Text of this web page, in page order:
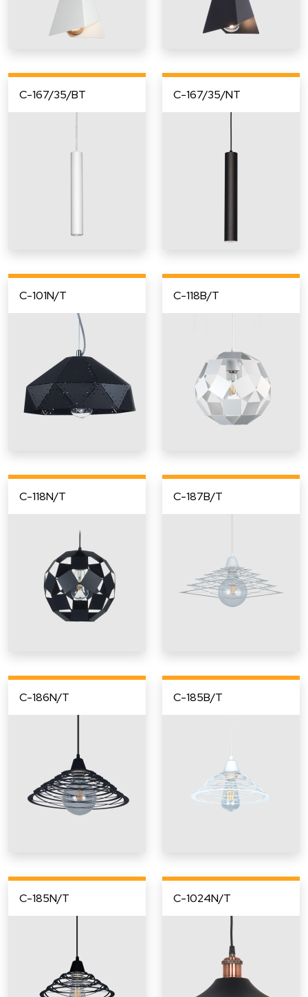
C-167/35/BT C-167/35/NT
C-101N/T C-118B/T
C-118N/T C-187B/T
C-186N/T C-185B/T
C-185N/T C-1024N/T